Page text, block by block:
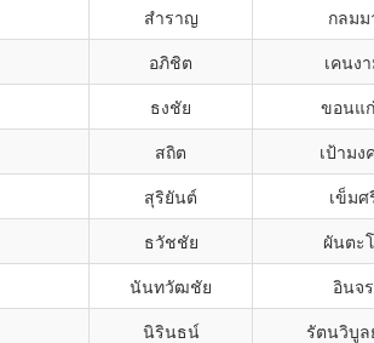
สำราญ กลมม
อภิชิต เคนง
ธงชัย ขอนแ
สถิต เป้ามง
สุริยันต์ เข็มศ
ธวัชชัย ผันตะ
นันทวัฒชัย อินจร
นิรินธน์ รัตนวิบูล